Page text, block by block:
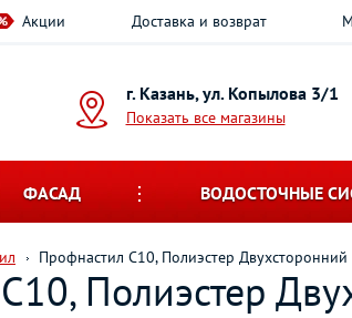
Акции Доставка и возврат
г. Казань, ул. Копылова 3/1
Показать все магазины
ФАСАД ВОДОСТОЧНЫЕ
Профнастил С10, Полиэстер
Полиэстер